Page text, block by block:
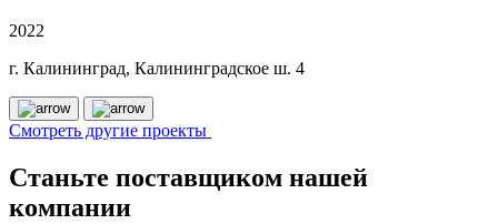
2022
г. Калининград, Калининградское ш. 4
Смотреть другие проекты
Станьте поставщиком нашей
компании